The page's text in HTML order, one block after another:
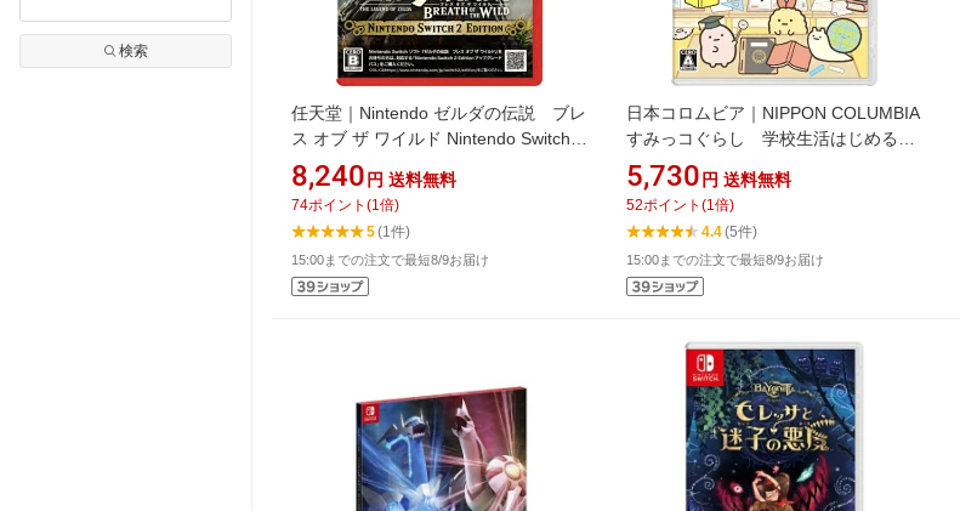
検索
任天堂｜Nintendo ゼルダの伝説 ブレ
ス オブ ザ ワイルド Nintendo Switch 2
Edition【Switch 2】
8,240 円 送料無料
74ポイント (1 倍)
5(1件)
15:00までの注文で最短8/9お届け
日本コロムビア｜NIPPON COLUMBIA
すみっコぐらし 学校生活はじめるん
です【Switch】
5,730 円 送料無料
52ポイント (1 倍)
4.4(5件)
15:00までの注文で最短8/9お届け